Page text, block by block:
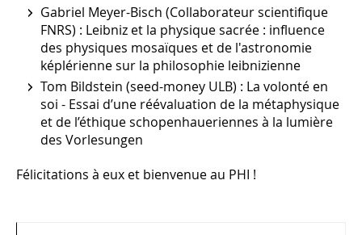
Gabriel Meyer-Bisch (Collaborateur scientifique
FNRS) : Leibniz et la physique sacrée : influence
des physiques mosaïques et de l'astronomie
képlérienne sur la philosophie leibnizienne
Tom Bildstein (seed-money ULB) : La volonté en
soi - Essai d’une réévaluation de la métaphysique
et de l’éthique schopenhaueriennes à la lumière
des Vorlesungen
Félicitations à eux et bienvenue au PHI !